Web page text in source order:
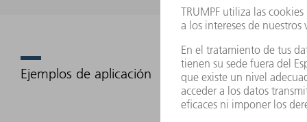
Ejemplos de aplicación